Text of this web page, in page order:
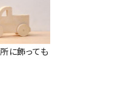
に飾っても